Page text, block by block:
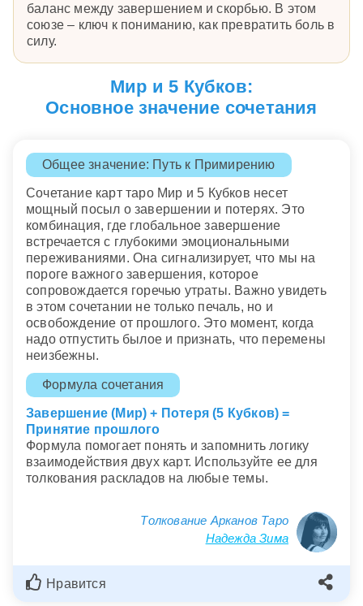
баланс между завершением и скорбью. В этом
союзе – ключ к пониманию, как превратить боль в
силу.
Мир и 5 Кубков:
Основное значение сочетания
Общее значение: Путь к Примирению
Сочетание карт таро Мир и 5 Кубков несет
мощный посыл о завершении и потерях. Это
комбинация, где глобальное завершение
встречается с глубокими эмоциональными
переживаниями. Она сигнализирует, что мы на
пороге важного завершения, которое
сопровождается горечью утраты. Важно увидеть
в этом сочетании не только печаль, но и
освобождение от прошлого. Это момент, когда
надо отпустить былое и признать, что перемены
неизбежны.
Формула сочетания
Завершение (Мир) + Потеря (5 Кубков) =
Принятие прошлого
Формула помогает понять и запомнить логику
взаимодействия двух карт. Используйте ее для
толкования раскладов на любые темы.
Толкование Арканов Таро
Надежда Зима
Нравится